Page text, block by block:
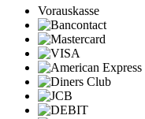
Vorauskasse